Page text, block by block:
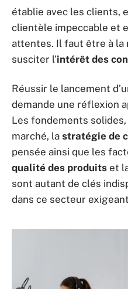
établie avec les clients,
clientèle impeccable et
attentes. Il faut être à la
susciter l’intérêt des
Réussir le lancement
demande une réflexion
Les fondements solides,
marché, la stratégie de
pensée ainsi que les
qualité des produits et
sont autant de clés
dans ce secteur